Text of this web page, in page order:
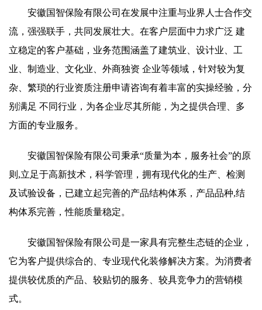
安徽国智保险有限公司在发展中注重与业界人士合作交
流，强强联手，共同发展壮大。在客户层面中力求广泛 建
立稳定的客户基础，业务范围涵盖了建筑业、设计业、工
业、制造业、文化业、外商独资 企业等领域，针对较为复
杂、繁琐的行业资质注册申请咨询有着丰富的实操经验，分
别满足 不同行业，为各企业尽其所能，为之提供合理、多
方面的专业服务。
安徽国智保险有限公司秉承“质量为本，服务社会”的原
则,立足于高新技术，科学管理，拥有现代化的生产、检测
及试验设备，已建立起完善的产品结构体系，产品品种,结
构体系完善，性能质量稳定。
安徽国智保险有限公司是一家具有完整生态链的企业，
它为客户提供综合的、专业现代化装修解决方案。为消费者
提供较优质的产品、较贴切的服务、较具竞争力的营销模
式。